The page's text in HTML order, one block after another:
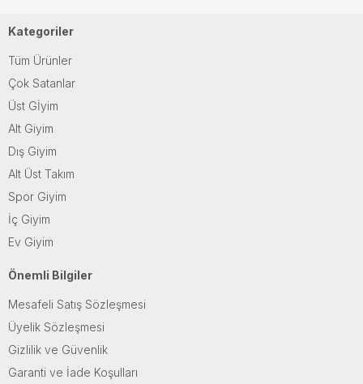
Kategoriler
Tüm Ürünler
Çok Satanlar
Üst Gİyim
Alt Giyim
Dış Giyim
Alt Üst Takım
Spor Giyim
İç Giyim
Ev Giyim
Önemli Bilgiler
Mesafeli Satış Sözleşmesi
Üyelik Sözleşmesi
Gizlilik ve Güvenlik
Garanti ve İade Koşulları